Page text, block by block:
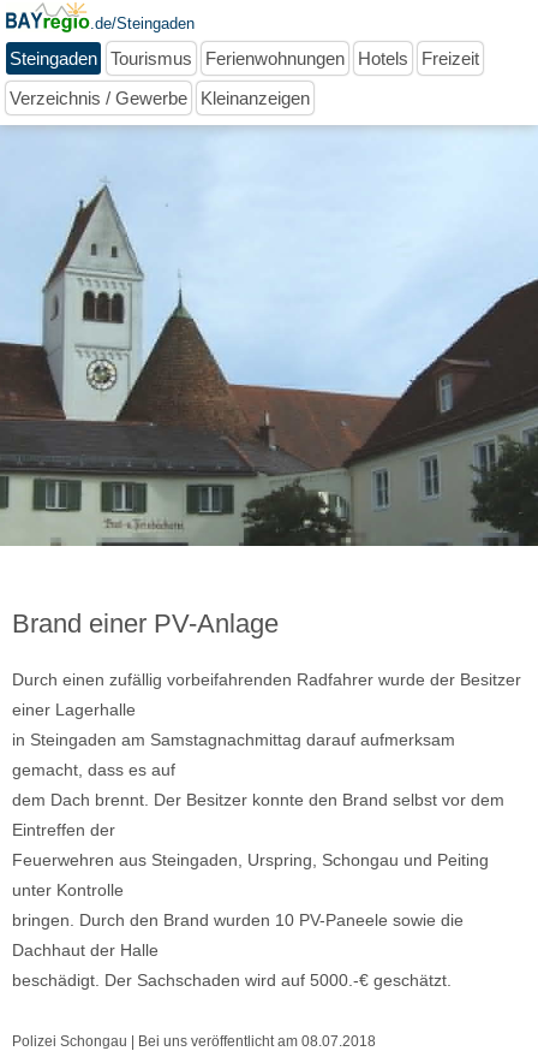
.de/Steingaden
Steingaden Tourismus Ferienwohnungen Hotels
Freizeit
Verzeichnis / Gewerbe
Kleinanzeigen
Brand einer PV-Anlage
Durch einen zufällig vorbeifahrenden Radfahrer wurde der Besitzer
einer Lagerhalle
in Steingaden am Samstagnachmittag darauf aufmerksam
gemacht, dass es auf
dem Dach brennt. Der Besitzer konnte den Brand selbst vor dem
Eintreffen der
Feuerwehren aus Steingaden, Urspring, Schongau und Peiting
unter Kontrolle
bringen. Durch den Brand wurden 10 PV-Paneele sowie die
Dachhaut der Halle
beschädigt. Der Sachschaden wird auf 5000.-€ geschätzt.
Polizei Schongau | Bei uns veröffentlicht am 08.07.2018